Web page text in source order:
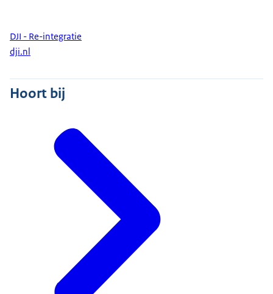
DJI - Re-integratie
dji.nl
Hoort bij